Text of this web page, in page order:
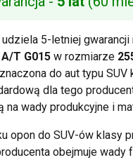
5-letniej gwarancji
T G015w rozmiarze
do aut typu SUV
dla tego
na wady produkcyjne i
opon do SUV-ów klasy
obejmuje wady